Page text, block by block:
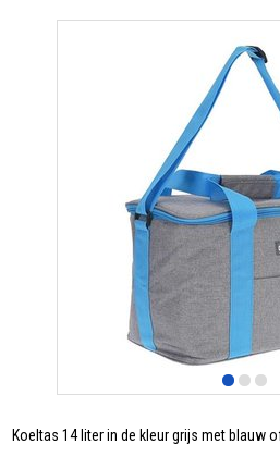
Koeltas 14 liter in de kleur grijs met blauw